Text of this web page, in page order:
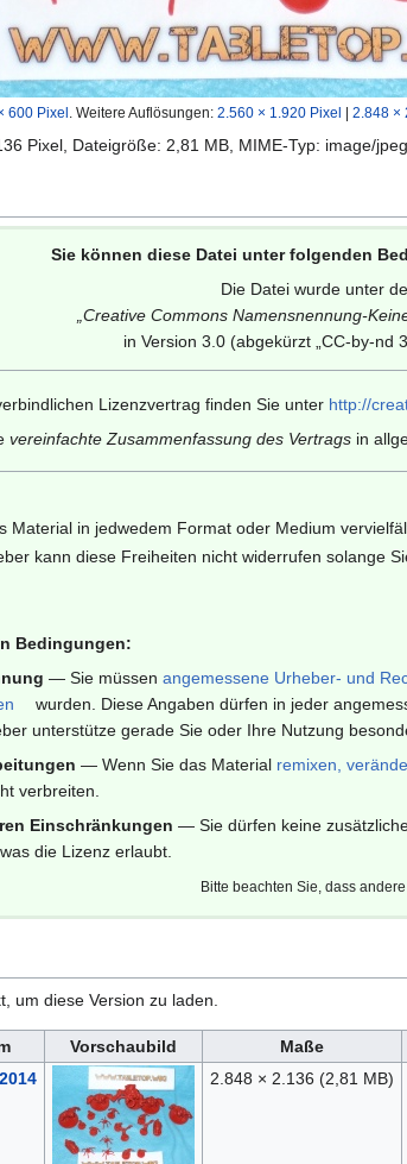
600 Pixel Weitere Auflösungen: 2.560 × 1.920 Pixel 2.848 ×
Pixel, Dateigröße: 2,81 MB, MIME-Typ: image/jpeg
Sie können diese Datei unter folgenden
Die Datei wurde unter
Creative Commons Namensnennung-
in Version 3.0 (abgekürzt „CC-by-nd
Lizenzvertrag finden Sie unter http://
vereinfachte Zusammenfassung des Vertragsin
Material in jedwedem Format oder Medium
kann diese Freiheiten nicht widerrufen solange
Bedingungen:
— Sie müssenangemessene Urheber- und
wurden. Diese Angaben dürfen in jeder
unterstütze gerade Sie oder Ihre Nutzung
— Wenn Sie das Material remixen,
verbreiten.
Einschränkungen — Sie dürfen keine
die Lizenz erlaubt.
Bitte beachten Sie, dass
um diese Version zu laden.
Vorschaubild Maße
2.848 × 2.136 (2,81 MB)